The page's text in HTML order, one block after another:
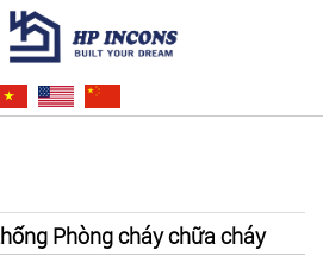
Phòng cháy chữa cháy